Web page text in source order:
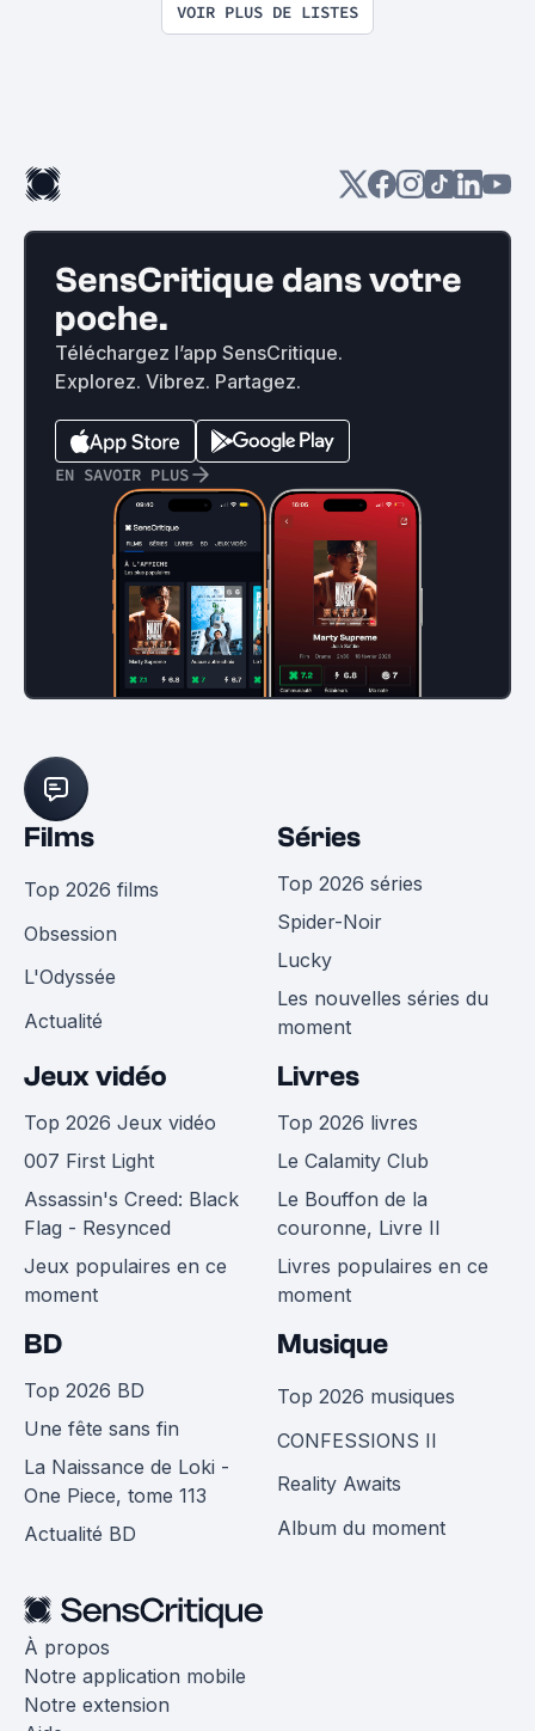
VOIR PLUS DE LISTES
SensCritique dans votre
poche.
Téléchargez l’app SensCritique.
Explorez. Vibrez. Partagez.
EN SAVOIR PLUS
Films
Top 2026 films
Obsession
L'Odyssée
Actualité
Séries
Top 2026 séries
Spider-Noir
Lucky
Les nouvelles séries du
moment
Jeux vidéo
Top 2026 Jeux vidéo
007 First Light
Assassin's Creed: Black
Flag - Resynced
Jeux populaires en ce
moment
Livres
Top 2026 livres
Le Calamity Club
Le Bouffon de la
couronne, Livre II
Livres populaires en ce
moment
BD
Top 2026 BD
Une fête sans fin
La Naissance de Loki -
One Piece, tome 113
Actualité BD
Musique
Top 2026 musiques
CONFESSIONS II
Reality Awaits
Album du moment
À propos
Notre application mobile
Notre extension